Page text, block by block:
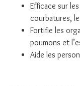
Efficace sur
courbatures,
Fortifie les
poumons et
Aide les